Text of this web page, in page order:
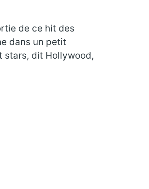
de ce hit des
dans un petit
stars, dit Hollywood,